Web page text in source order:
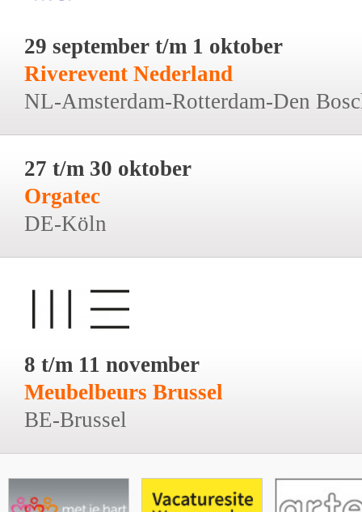
29 september t/m 1 oktober
Riverevent Nederland
NL-Amsterdam-Rotterdam-Den
27 t/m 30 oktober
Orgatec
DE-Köln
8 t/m 11 november
Meubelbeurs Brussel
BE-Brussel